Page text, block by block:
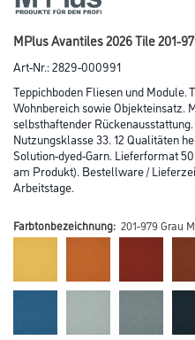
MPlus Avantiles 2026 Tile 201-
Art-Nr.:2829-000991
Teppichboden Fliesen und Module.
Wohnbereich sowie Objekteinsatz.
selbsthaftender
Nutzungsklasse 33. 12 Qualitäten
Solution-dyed-Garn. Lieferformat
am Produkt). Bestellware /
Arbeitstage.
Farbtonbezeichnung: 201-979 Grau